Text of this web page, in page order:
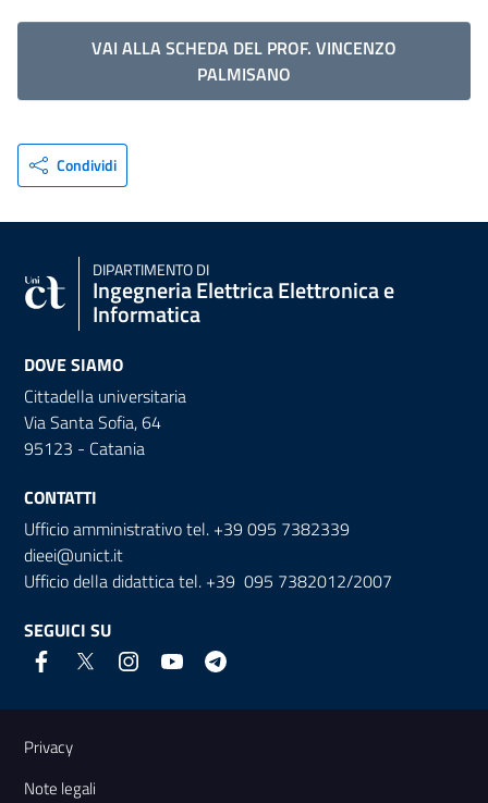
VAI ALLA SCHEDA DEL PROF. VINCENZO
PALMISANO
Condividi
DIPARTIMENTO DI
Ingegneria Elettrica Elettronica e
Informatica
DOVE SIAMO
Cittadella universitaria
Via Santa Sofia, 64
95123 - Catania
CONTATTI
Ufficio amministrativo tel. +39 095 7382339
dieei@unict.it
Ufficio della didattica tel. +39 095 7382012/2007
SEGUICI SU
Link e informazioni utili
Privacy
Note legali